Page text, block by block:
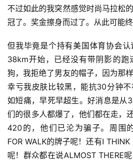
不过如此的我突然感觉时尚马拉松
冠了。奖金擦身而过了。从此可能终
但我毕竟是个持有美国体育协会
38km开始，已经没有带阴影的跑
狗，我拒绝了男友的帽子，因为那
幸亏我皮肤比较黑，能抗30分钟
如短痛，早死早超生。好消息是从
们的很多人都爆了，他们都在走，
420的，他们已沦为骗子。周围
FOR WALK的牌子呢！还有I
呢！群众都在说ALMOST THERE